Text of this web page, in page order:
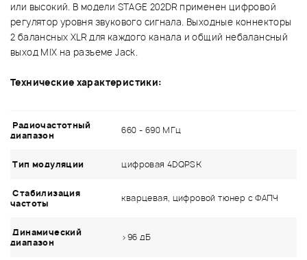
или высокий. В модели STAGE 202DR применен цифровой
регулятор уровня звукового сигнала. Выходные коннекторы
2 балансных XLR для каждого канала и общий небалансный
выход MIX на разъеме Jack.
Технические характеристики:
Радиочастотный
диапазон
660 - 690 МГц
Тип модуляции цифровая 4DQPSK
Стабилизация
частоты
кварцевая, цифровой тюнер с ФАПЧ
Динамический
диапазон
>96 дБ